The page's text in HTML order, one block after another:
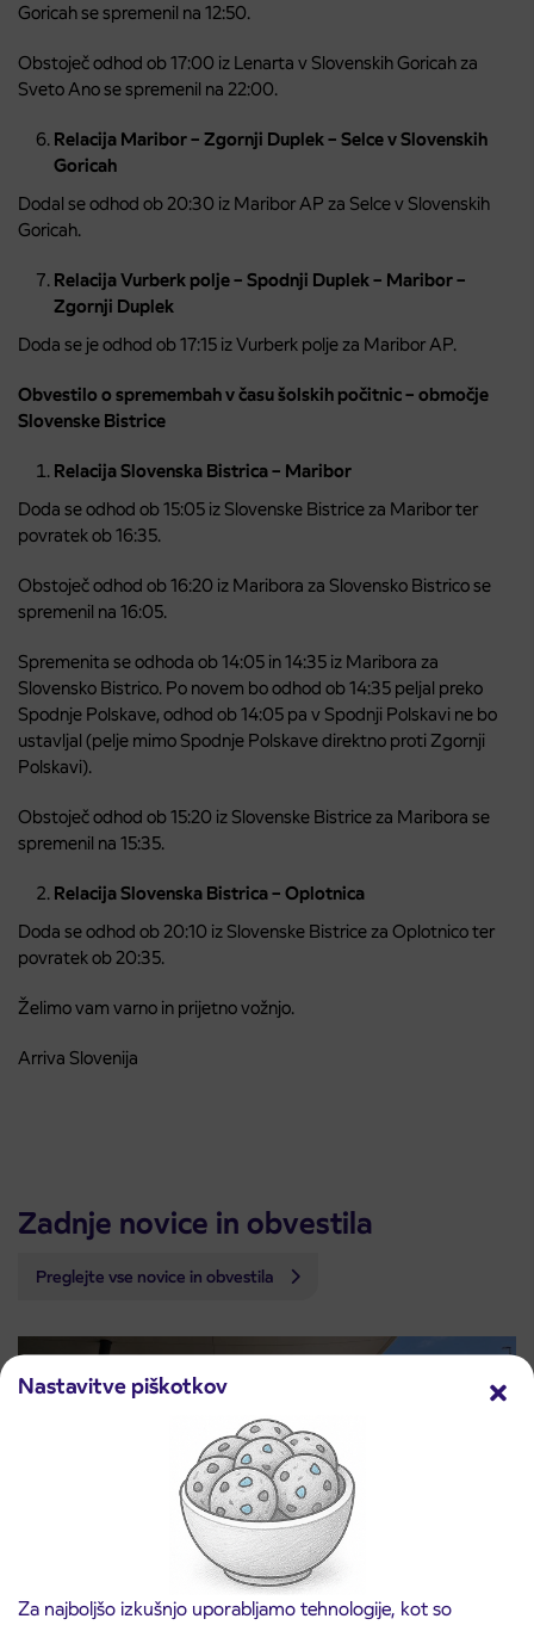
Nastavitve piškotkov
Za najboljšo izkušnjo uporabljamo tehnologije, kot so
Goricah se spremenil na 12:50.
Obstoječ odhod ob 17:00 iz Lenarta v Slovenskih Goricah za
Sveto Ano se spremenil na 22:00.
Relacija Maribor – Zgornji Duplek – Selce v Slovenskih
Goricah
Dodal se odhod ob 20:30 iz Maribor AP za Selce v Slovenskih
Goricah.
Relacija Vurberk polje – Spodnji Duplek – Maribor –
Zgornji Duplek
Doda se je odhod ob 17:15 iz Vurberk polje za Maribor AP.
Obvestilo o spremembah v času šolskih počitnic – območje
Slovenske Bistrice
Relacija Slovenska Bistrica – Maribor
Doda se odhod ob 15:05 iz Slovenske Bistrice za Maribor ter
povratek ob 16:35.
Obstoječ odhod ob 16:20 iz Maribora za Slovensko Bistrico se
spremenil na 16:05.
Spremenita se odhoda ob 14:05 in 14:35 iz Maribora za
Slovensko Bistrico. Po novem bo odhod ob 14:35 peljal preko
Spodnje Polskave, odhod ob 14:05 pa v Spodnji Polskavi ne bo
ustavljal (pelje mimo Spodnje Polskave direktno proti Zgornji
Polskavi).
Obstoječ odhod ob 15:20 iz Slovenske Bistrice za Maribora se
spremenil na 15:35.
Relacija Slovenska Bistrica – Oplotnica
Doda se odhod ob 20:10 iz Slovenske Bistrice za Oplotnico ter
povratek ob 20:35.
Želimo vam varno in prijetno vožnjo.
Arriva Slovenija
Zadnje novice in obvestila
Preglejte vse novice in obvestila